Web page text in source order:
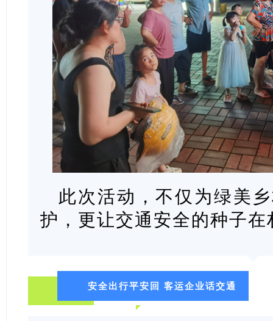
此次活动，不仅为绿美
护，更让交通安全的种子
安全出行平安回 客运企业话交通